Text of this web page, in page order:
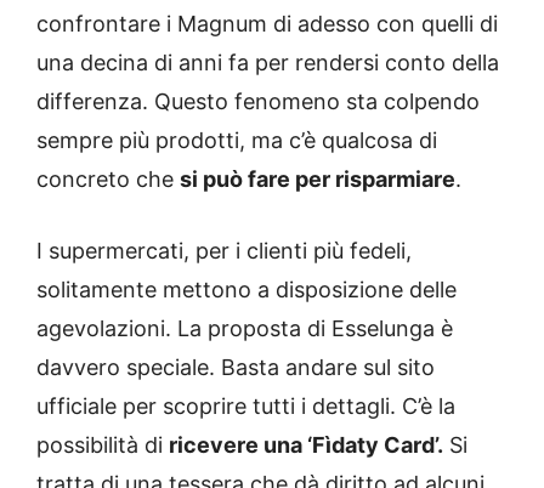
confrontare i Magnum di adesso con quelli di
una decina di anni fa per rendersi conto della
differenza. Questo fenomeno sta colpendo
sempre più prodotti, ma c’è qualcosa di
concreto che si può fare per risparmiare.
I supermercati, per i clienti più fedeli,
solitamente mettono a disposizione delle
agevolazioni. La proposta di Esselunga è
davvero speciale. Basta andare sul sito
ufficiale per scoprire tutti i dettagli. C’è la
possibilità di ricevere una ‘Fìdaty Card’. Si